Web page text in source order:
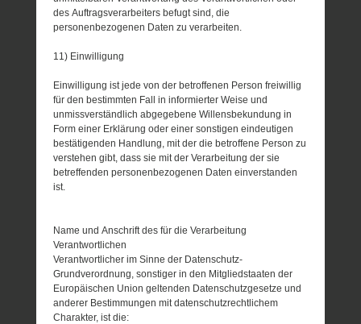
des Auftragsverarbeiters befugt sind, die
personenbezogenen Daten zu verarbeiten.
11) Einwilligung
Einwilligung ist jede von der betroffenen Person freiwillig
für den bestimmten Fall in informierter Weise und
unmissverständlich abgegebene Willensbekundung in
Form einer Erklärung oder einer sonstigen eindeutigen
bestätigenden Handlung, mit der die betroffene Person zu
verstehen gibt, dass sie mit der Verarbeitung der sie
betreffenden personenbezogenen Daten einverstanden
ist.
Name und Anschrift des für die Verarbeitung
Verantwortlichen
Verantwortlicher im Sinne der Datenschutz-
Grundverordnung, sonstiger in den Mitgliedstaaten der
Europäischen Union geltenden Datenschutzgesetze und
anderer Bestimmungen mit datenschutzrechtlichem
Charakter, ist die: